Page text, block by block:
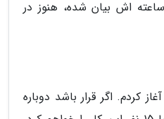
اش بیان شده، هنوز در
را با 82 مرد آغاز کردم. اگر قرار باشد دوباره